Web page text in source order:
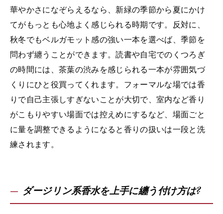
華やかさになぞらえるなら、新緑の季節から夏にかけ
てがもっとも心地よく感じられる時期です。反対に、
秋冬でもベルガモット感の強い一本を選べば、季節を
問わず纏うことができます。読書や自宅でのくつろぎ
の時間には、茶葉の渋みを感じられる一本が雰囲気づ
くりにひと役買ってくれます。フォーマルな場では香
りで自己主張しすぎないことが大切で、室内など香り
がこもりやすい場面では控えめにするなど、場面ごと
に量を調整できるようになると香りの扱いは一段と洗
練されます。
ダージリン系香水を上手に纏う付け方は?